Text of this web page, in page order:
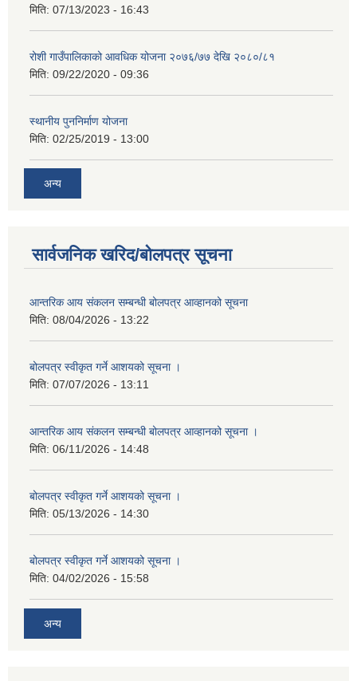
मिति: 07/13/2023 - 16:43
रोशी गाउँपालिकाको आवधिक योजना २०७६/७७ देखि २०८०/८१
मिति: 09/22/2020 - 09:36
स्थानीय पुननिर्माण योजना
मिति: 02/25/2019 - 13:00
अन्य
सार्वजनिक खरिद/बोलपत्र सूचना
आन्तरिक आय संकलन सम्बन्धी बोलपत्र आव्हानको सूचना
मिति: 08/04/2026 - 13:22
बोलपत्र स्वीकृत गर्ने आशयको सूचना ।
मिति: 07/07/2026 - 13:11
आन्तरिक आय संकलन सम्बन्धी बोलपत्र आव्हानको सूचना ।
मिति: 06/11/2026 - 14:48
बोलपत्र स्वीकृत गर्ने आशयको सूचना ।
मिति: 05/13/2026 - 14:30
बोलपत्र स्वीकृत गर्ने आशयको सूचना ।
मिति: 04/02/2026 - 15:58
अन्य